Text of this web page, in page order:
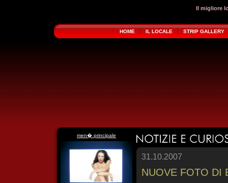
Il migliore
HOME IL LOCALE STRIP GALLERY
men� principale
31.10.2007
NUOVE FOTO DI